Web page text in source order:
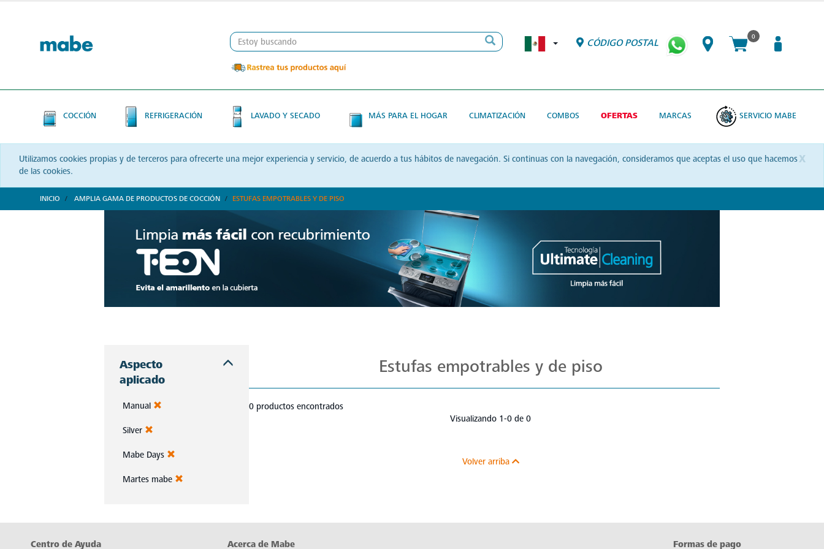
CÓDIGO POSTAL
0
COCCIÓN REFRIGERACIÓN LAVADO Y SECADO MÁS PARA EL HOGAR CLIMATIZACIÓN COMBOS OFERTAS MARCAS SERVICIO MABE
x
Utilizamos cookies propias y de terceros para ofrecerte una mejor experiencia y servicio, de acuerdo a tus hábitos de navegación. Si continuas con la navegación, consideramos que aceptas el uso que hacemos
de las cookies.
INICIO AMPLIA GAMA DE PRODUCTOS DE COCCIÓN ESTUFAS EMPOTRABLES Y DE PISO
Aspecto
aplicado
Manual
Silver
Mabe Days
Martes mabe
Estufas empotrables y de piso
0 productos encontrados
Visualizando 1-0 de 0
Volver arriba
Centro de Ayuda Acerca de Mabe Formas de pago